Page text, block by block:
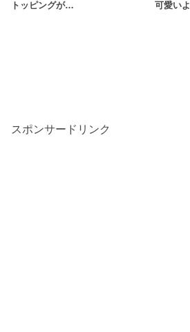
トッピングが…
可愛いよ
スポンサードリンク